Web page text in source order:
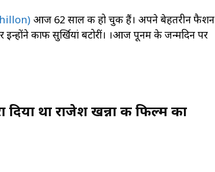
आज 62 साल की हो चुकी हैं। अपने बेहतरीन फैशन
काफी सुर्खियां बटोरीं। ।आज पूनम के जन्मदिन पर
था राजेश खन्ना की फिल्म का